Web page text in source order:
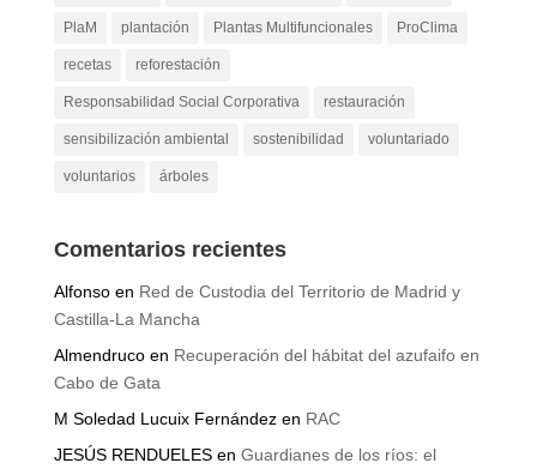
PlaM plantación Plantas Multifuncionales ProClima
recetas reforestación
Responsabilidad Social Corporativa restauración
sensibilización ambiental sostenibilidad voluntariado
voluntarios árboles
Comentarios recientes
Alfonsoen Red de Custodia del Territorio de Madrid y
Castilla-La Mancha
Almendrucoen Recuperación del hábitat del azufaifo en
Cabo de Gata
M Soledad Lucuix Fernándezen RAC
JESÚS RENDUELESen Guardianes de los ríos: el